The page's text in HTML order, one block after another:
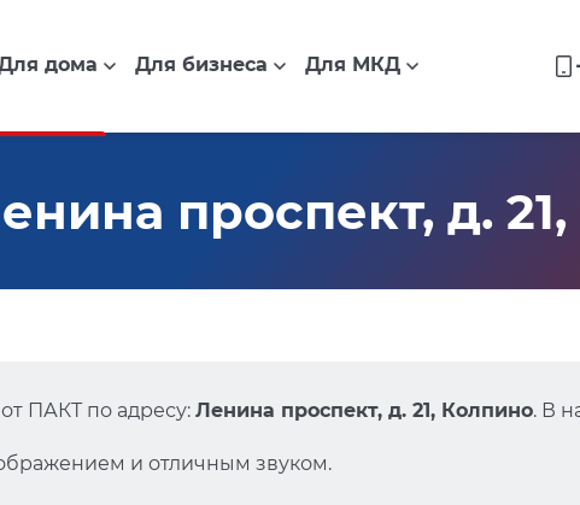
дома Для бизнеса Для МКД
проспект, д.
ПАКТ по адресу: Ленина проспект, д. 21, Колпино. В
и отличным звуком.